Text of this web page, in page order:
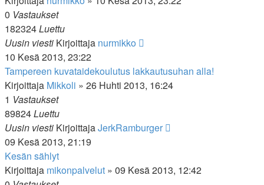
0 Vastaukset
182324Luettu
Uusin viesti Kirjoittaja nurmikko
10 Kesä 2013, 23:22
Tampereen kuvataidekoulutus lakkautusuhan alla!
Kirjoittaja Mikkoli » 26 Huhti 2013, 16:24
1 Vastaukset
89824Luettu
Uusin viesti KirjoittajaJerkRamburger
09 Kesä 2013, 21:19
Kesän sählyt
Kirjoittaja mikonpalvelut » 09 Kesä 2013, 12:42